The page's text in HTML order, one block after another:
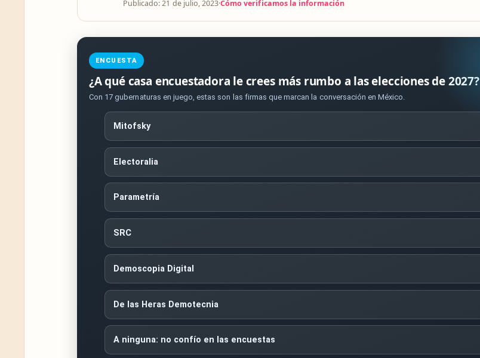
Publicado: 21 de julio, 2023·Cómo verificamos la información
ENCUESTA
¿A qué casa encuestadora le crees más rumbo a las elecciones de 2027?
Con 17 gubernaturas en juego, estas son las firmas que marcan la conversación en México.
Mitofsky
Electoralia
Parametría
SRC
Demoscopia Digital
De las Heras Demotecnia
A ninguna: no confío en las encuestas